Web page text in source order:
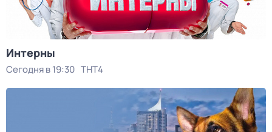
Интерны
Сегодня в 19:30 ТНТ4